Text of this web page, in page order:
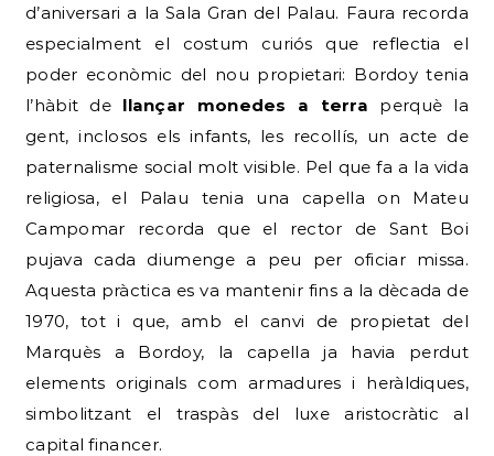
d’aniversari a la Sala Gran del Palau. Faura recorda
especialment el costum curiós que reflectia el
poder econòmic del nou propietari: Bordoy tenia
l’hàbit de llançar monedes a terra perquè la
gent, inclosos els infants, les recollís, un acte de
paternalisme social molt visible. Pel que fa a la vida
religiosa, el Palau tenia una capella on Mateu
Campomar recorda que el rector de Sant Boi
pujava cada diumenge a peu per oficiar missa.
Aquesta pràctica es va mantenir fins a la dècada de
1970, tot i que, amb el canvi de propietat del
Marquès a Bordoy, la capella ja havia perdut
elements originals com armadures i heràldiques,
simbolitzant el traspàs del luxe aristocràtic al
capital financer.